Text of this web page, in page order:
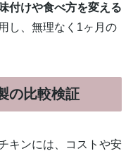
付けや食べ方を変える
し、無理なく1ヶ月の
の比較検証
キンには、コストや安